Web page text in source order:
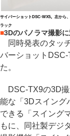
サイバーショットDSC-WX5。左から
ラック
■3Dのパノラマ撮影
同時発表のタッ
バーショット
た。
DSC-TX9の3D撮
能な「3Dスイング
できる「スイング
もに、同社製デジ